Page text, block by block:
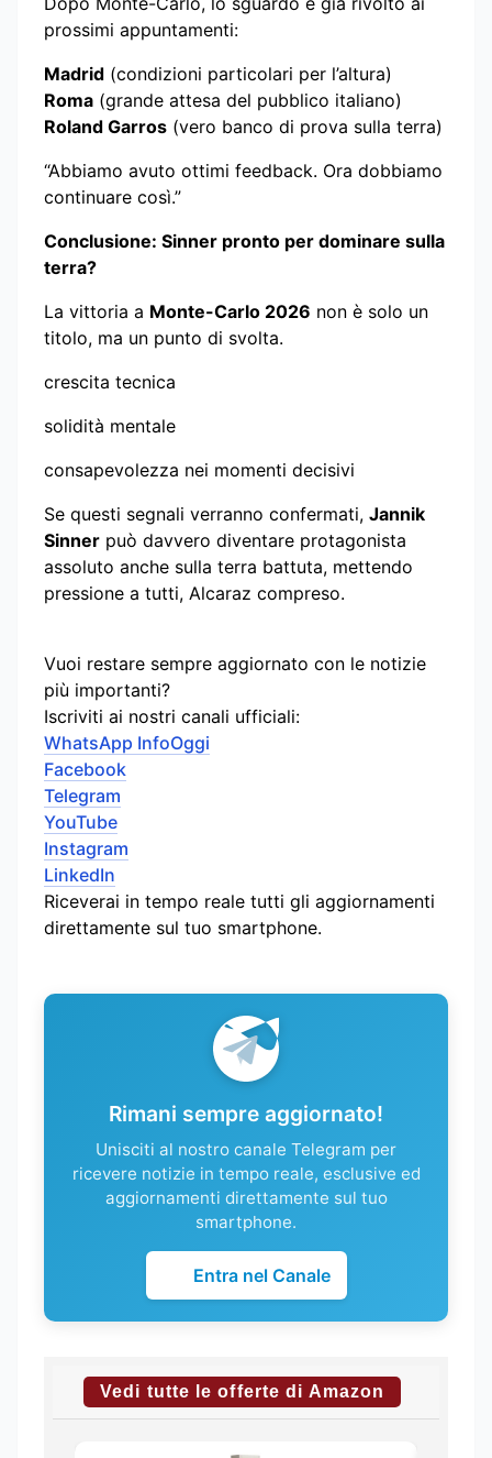
prossimi appuntamenti:
Madrid (condizioni particolari per l’altura)
Roma (grande attesa del pubblico italiano)
Roland Garros (vero banco di prova sulla terra)
“Abbiamo avuto ottimi feedback. Ora dobbiamo
continuare così.”
Conclusione: Sinner pronto per dominare sulla
terra?
La vittoria a Monte-Carlo 2026 non è solo un
titolo, ma un punto di svolta.
crescita tecnica
solidità mentale
consapevolezza nei momenti decisivi
Se questi segnali verranno confermati, Jannik
Sinner può davvero diventare protagonista
assoluto anche sulla terra battuta, mettendo
pressione a tutti, Alcaraz compreso.
Vuoi restare sempre aggiornato con le notizie
più importanti?
Iscriviti ai nostri canali ufficiali:
WhatsApp InfoOggi
Facebook
Telegram
YouTube
Instagram
LinkedIn
Riceverai in tempo reale tutti gli aggiornamenti
direttamente sul tuo smartphone.
Rimani sempre aggiornato!
Unisciti al nostro canale Telegram per
ricevere notizie in tempo reale, esclusive ed
aggiornamenti direttamente sul tuo
smartphone.
Entra nel Canale